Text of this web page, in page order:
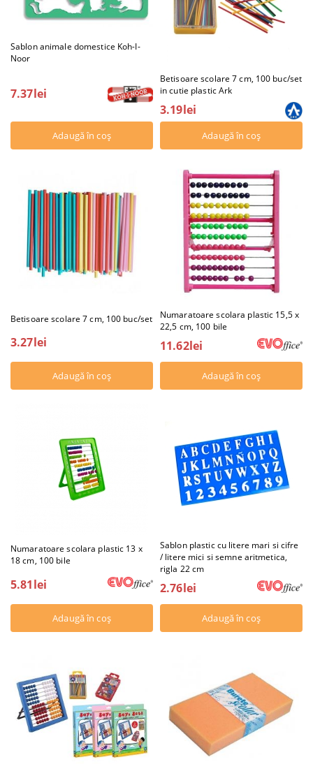
Sablon animale domestice Koh-I-
Noor
7.37lei
Betisoare scolare 7 cm, 100 buc/set
in cutie plastic Ark
3.19lei
Betisoare scolare 7 cm, 100 buc/set
3.27lei
Numaratoare scolara plastic 15,5 x
22,5 cm, 100 bile
11.62lei
Numaratoare scolara plastic 13 x
18 cm, 100 bile
5.81lei
Sablon plastic cu litere mari si cifre
/ litere mici si semne aritmetica,
rigla 22 cm
2.76lei